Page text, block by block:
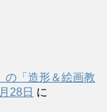
の「造形＆絵画教
28日 に